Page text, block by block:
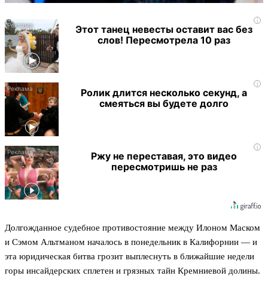
i
Этот танец невесты оставит вас без
слов! Пересмотрела 10 раз
i
Ролик длится несколько секунд, а
смеяться вы будете долго
i
Ржу не переставая, это видео
пересмотришь не раз
Долгожданное судебное противостояние между Илоном Маском
и Сэмом Альтманом началось в понедельник в Калифорнии — и
эта юридическая битва грозит выплеснуть в ближайшие недели
горы инсайдерских сплетен и грязных тайн Кремниевой долины.